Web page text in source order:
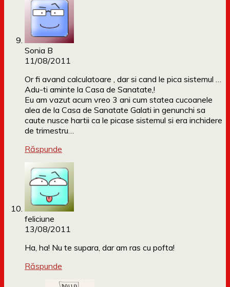
Sonia B
11/08/2011
Or fi avand calculatoare , dar si cand le pica sistemul …
Adu-ti aminte la Casa de Sanatate,!
Eu am vazut acum vreo 3 ani cum statea cucoanele
alea de la Casa de Sanatate Galati in genunchi sa
caute nusce hartii ca le picase sistemul si era inchidere
de trimestru…
Răspunde
feliciune
13/08/2011
Ha, ha! Nu te supara, dar am ras cu pofta!
Răspunde